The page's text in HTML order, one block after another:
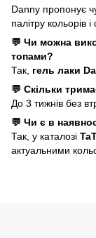
Danny пропонує
палітру кольорів і
💬 Чи можна
топами?
Так, гель лаки
💬 Скільки
До 3 тижнів без
💬 Чи є в
Так, у каталозі
актуальними